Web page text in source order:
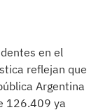
en el
reflejan que
Argentina
126.409 ya